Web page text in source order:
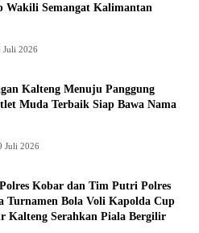
Wakili Semangat Kalimantan
Juli 2026
Kalteng Menuju Panggung
Muda Terbaik Siap Bawa Nama
Juli 2026
Kobar dan Tim Putri Polres
Turnamen Bola Voli Kapolda Cup
Kalteng Serahkan Piala Bergilir